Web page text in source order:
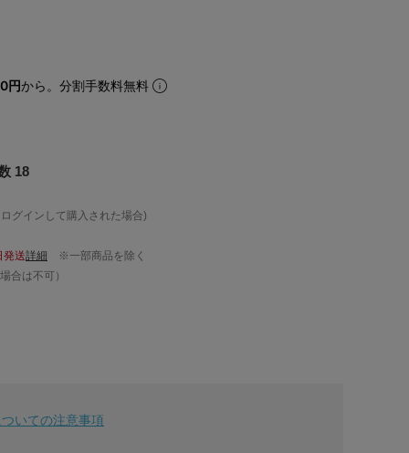
円から。分割手数料無料
18
グインして購入された場合)
発送詳細 ※一部商品を除く
合は不可）
いての注意事項